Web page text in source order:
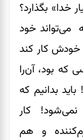
خدا» بگذارد؟
خود
خودش کار کند
بود، آن‌را
بدانیم که
کار
و هم